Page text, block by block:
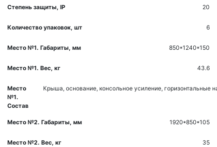
Степень защиты, IP 20
Количество упаковок, шт 6
Место №1. Габариты, мм 850*1240*150
Место №1. Вес, кг 43.6
Место
№1.
Состав
Крыша, основание, консольное усиление, горизонтальные
Место №2. Габариты, мм 1920*850*105
Место №2. Вес, кг 35